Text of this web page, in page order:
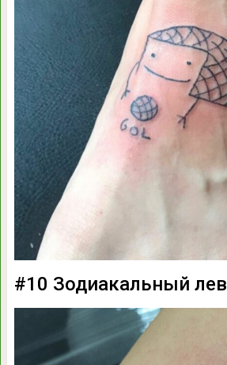
#10 Зодиакальный лев